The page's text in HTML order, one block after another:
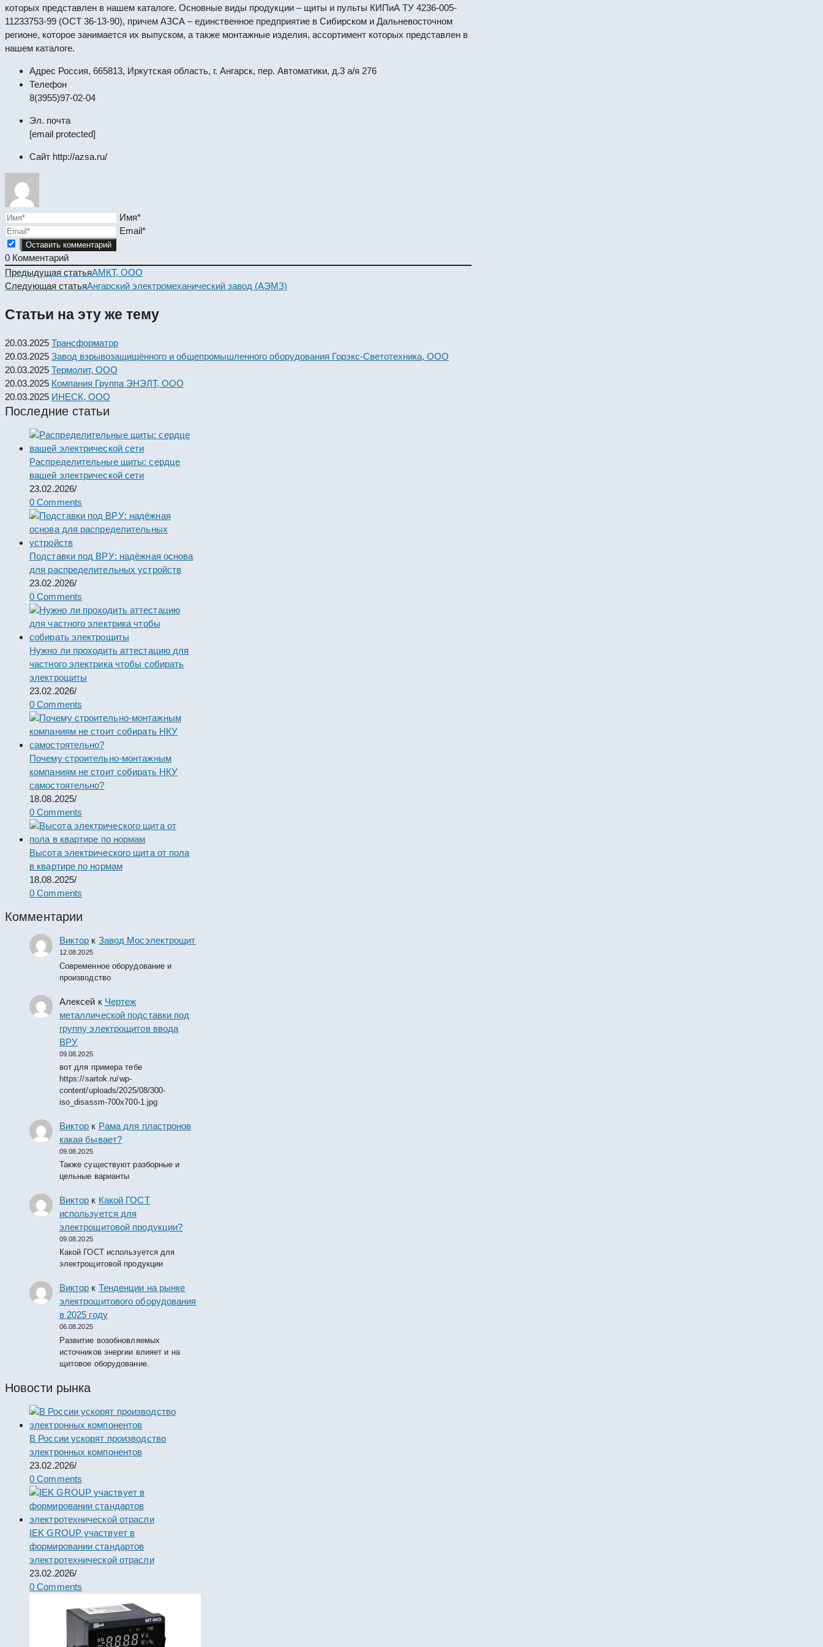
которых представлен в нашем каталоге. Основные виды продукции – щиты и пульты КИПиА ТУ 4236-005-
11233753-99 (ОСТ 36-13-90), причем АЗСА – единственное предприятие в Сибирском и Дальневосточном
регионе, которое занимается их выпуском, а также монтажные изделия, ассортимент которых представлен в
нашем каталоге.
Адрес Россия, 665813, Иркутская область, г. Ангарск, пер. Автоматики, д.3 а/я 276
Телефон
8(3955)97-02-04
Эл. почта
[email protected]
Сайт http://azsa.ru/
Имя*
Email*
0 Комментарий
Read
more
Предыдущая статьяАМКТ, ООО
Следующая статьяАнгарский электромеханический завод (АЭМЗ)
Статьи на эту же тему
20.03.2025 Трансформатор
20.03.2025 Завод взрывозащищённого и общепромышленного оборудования Горэкс-Светотехника, ООО
20.03.2025 Термолит, ООО
20.03.2025 Компания Группа ЭНЭЛТ, ООО
20.03.2025 ИНЕСК, ООО
Последние статьи
Распределительные щиты: сердце
вашей электрической сети
23.02.2026/
0 Comments
Подставки под ВРУ: надёжная основа
для распределительных устройств
23.02.2026/
0 Comments
Нужно ли проходить аттестацию для
частного электрика чтобы собирать
электрощиты
23.02.2026/
0 Comments
Почему строительно-монтажным
компаниям не стоит собирать НКУ
самостоятельно?
18.08.2025/
0 Comments
Высота электрического щита от пола
в квартире по нормам
18.08.2025/
0 Comments
Комментарии
Виктор к Завод Мосэлектрощит
12.08.2025
Современное оборудование и
производство
Алексей к Чертеж
металлической подставки под
группу электрощитов ввода
ВРУ
09.08.2025
вот для примера тебе
https://sartok.ru/wp-
content/uploads/2025/08/300-
iso_disassm-700x700-1.jpg
Виктор к Рама для пластронов
какая бывает?
09.08.2025
Также существуют разборные и
цельные варианты
Виктор к Какой ГОСТ
используется для
электрощитовой продукции?
09.08.2025
Какой ГОСТ используется для
электрощитовой продукции
Виктор к Тенденции на рынке
электрощитового оборудования
в 2025 году
06.08.2025
Развитие возобновляемых
источников энергии влияет и на
щитовое оборудование.
Новости рынка
В России ускорят производство
электронных компонентов
23.02.2026/
0 Comments
IEK GROUP участвует в
формировании стандартов
электротехнической отрасли
23.02.2026/
0 Comments